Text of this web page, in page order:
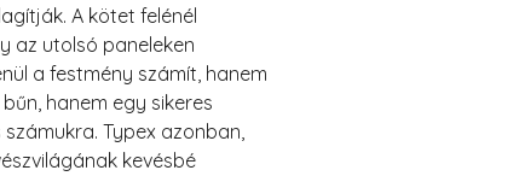
A kötet felénél
az utolsó paneleken
a festmény számít, hanem
hanem egy sikeres
Typex azonban,
kevésbé